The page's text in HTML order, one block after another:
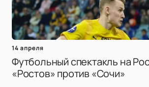
14 апреля
Футбольный спектакль на
«Ростов» против «Сочи»